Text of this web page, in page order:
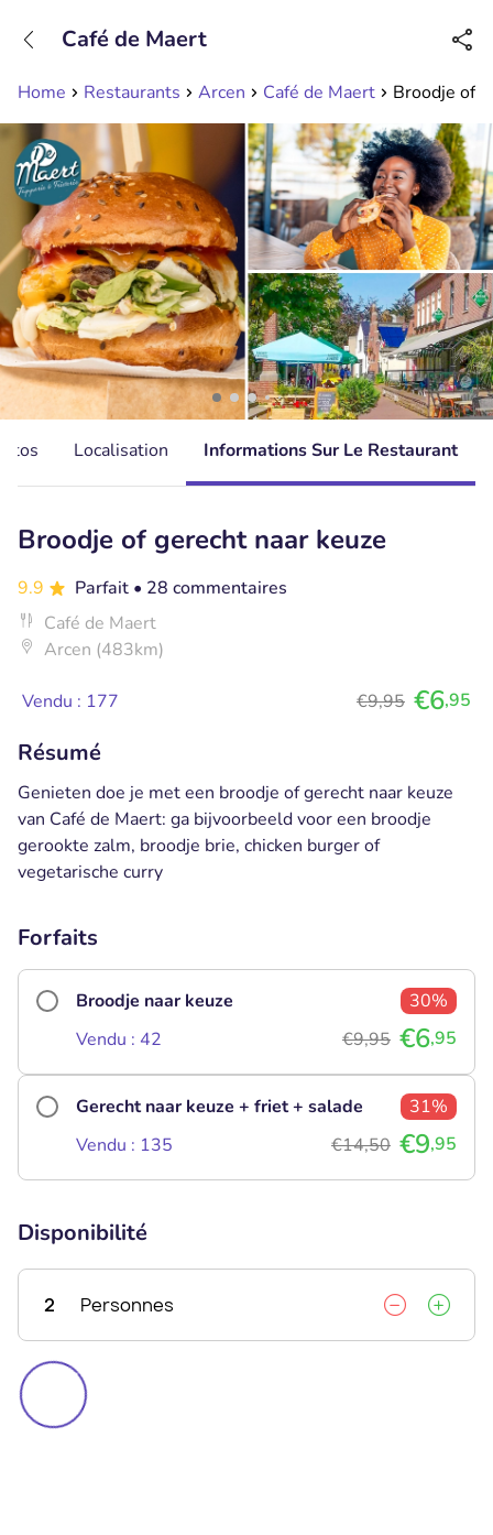
Disponible jusqu'à 23:00 heures
Home Restaurants Arcen Café de Maert Broodje of
Café de Maert
Localisation Informations Sur Le Restaurant
Broodje of gerecht naar keuze
9.9 Parfait • 28 commentaires
Café de Maert
Arcen (483km)
Vendu : 177 €9,95 €6,95
Résumé
Genieten doe je met een broodje of gerecht naar keuze
van Café de Maert: ga bijvoorbeeld voor een broodje
gerookte zalm, broodje brie, chicken burger of
vegetarische curry
Forfaits
Broodje naar keuze
30%
Vendu : 42
€9,95 €6,95
Gerecht naar keuze + friet + salade
31%
Vendu : 135
€14,50 €9,95
Disponibilité
2 Personnes